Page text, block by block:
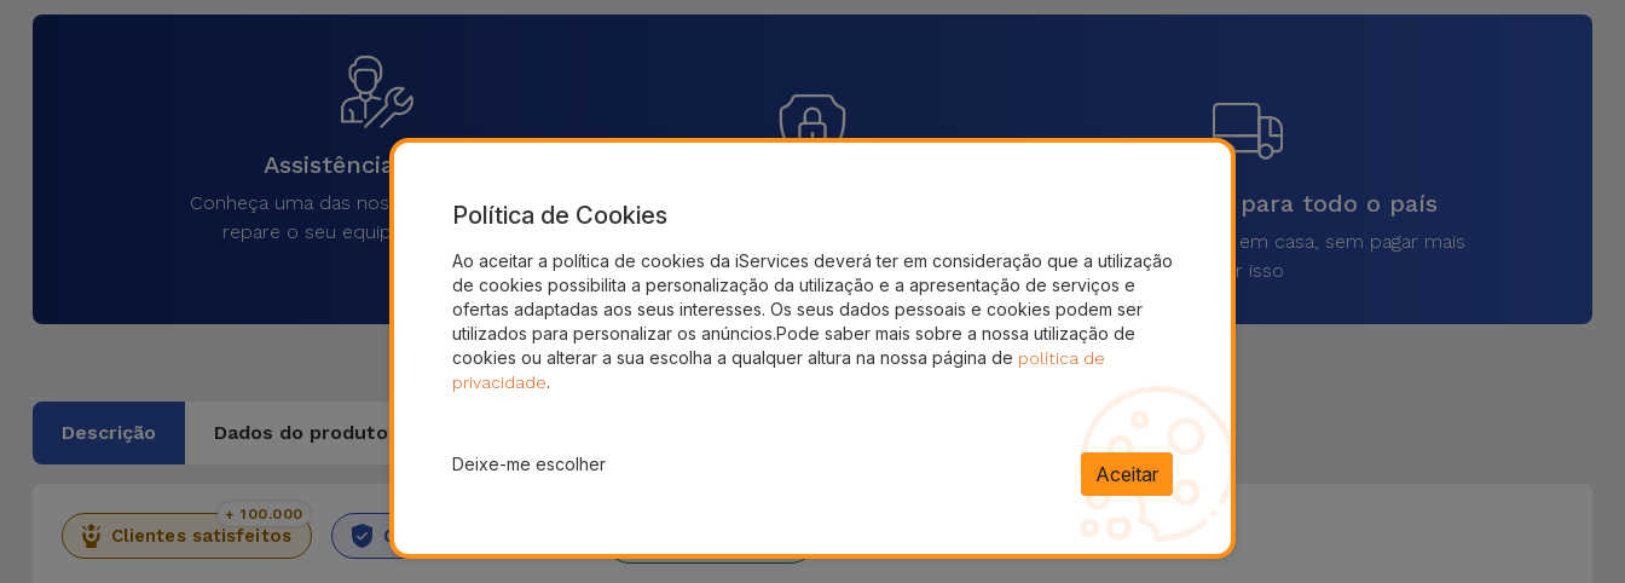
Assistência Técnica
Conheça uma das nossas lojas iServices e
repare o seu equipamento na hora
Pagamento SSL 100% Seguro
produtos que precisa
Envios rápidos para todo o país
Receba o seu produto em casa, sem pagar mais
por isso
Descrição Dados do produto
Clientes satisfeitos
+ 100.000
Garantia Duradoura
Política de Cookies
Ao aceitar a política de cookies da iServices deverá ter em consideração que a utilização
de cookies possibilita a personalização da utilização e a apresentação de serviços e
ofertas adaptadas aos seus interesses. Os seus dados pessoais e cookies podem ser
utilizados para personalizar os anúncios.Pode saber mais sobre a nossa utilização de
cookies ou alterar a sua escolha a qualquer altura na nossa página de política de
privacidade.
Deixe-me escolher Aceitar